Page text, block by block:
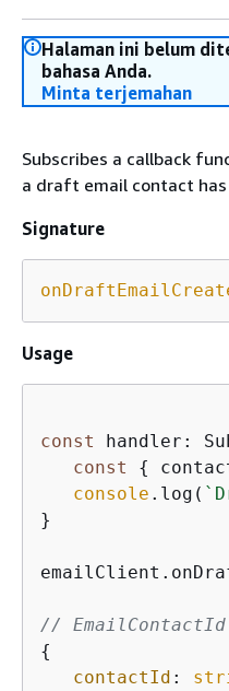
Halaman ini belum
bahasa Anda.
Minta terjemahan
Subscribes a callback
a draft email contact
Signature
Usage
const
handler:
const
{
console .log(
}
//
{
contactId :